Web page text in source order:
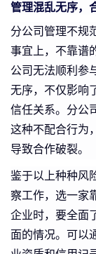
管理混乱无序，
分公司管理不规
事宜上，不靠谱
公司无法顺利参
无序，不仅影响
信任关系。分公
这种不配合行为
导致合作破裂。
鉴于以上种种风
察工作，选一家
企业时，要全面
面的情况。可以